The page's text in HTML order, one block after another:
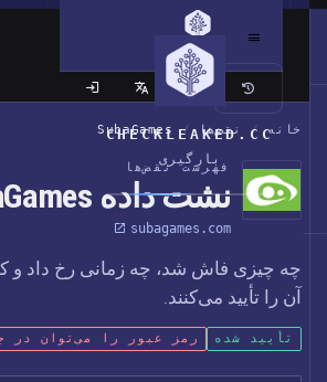
CHECKLEAKED.CC
بارگیری
سایت کلاسیک
خانه / نقض‌ها /
SubaGames
فهرست نقض‌ها
نشت داده SubaGames
subagames.com
چه چیزی فاش شد، چه زمانی رخ داد و کدام
آن را تأیید می‌کنند.
تأیید شده رمز عبور را می‌توان در